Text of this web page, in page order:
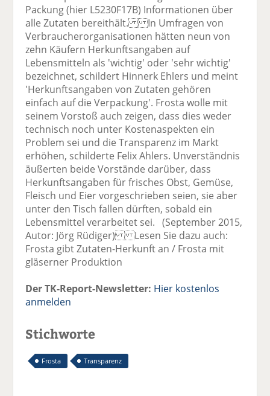
Packung (hier L5230F17B) Informationen über
alle Zutaten bereithält. In Umfragen von
Verbraucherorganisationen hätten neun von
zehn Käufern Herkunftsangaben auf
Lebensmitteln als 'wichtig' oder 'sehr wichtig'
bezeichnet, schildert Hinnerk Ehlers und meint
'Herkunftsangaben von Zutaten gehören
einfach auf die Verpackung'. Frosta wolle mit
seinem Vorstoß auch zeigen, dass dies weder
technisch noch unter Kostenaspekten ein
Problem sei und die Transparenz im Markt
erhöhen, schilderte Felix Ahlers. Unverständnis
äußerten beide Vorstände darüber, dass
Herkunftsangaben für frisches Obst, Gemüse,
Fleisch und Eier vorgeschrieben seien, sie aber
unter den Tisch fallen dürften, sobald ein
Lebensmittel verarbeitet sei. (September 2015,
Autor: Jörg Rüdiger) Lesen Sie dazu auch:
Frosta gibt Zutaten-Herkunft an / Frosta mit
gläserner Produktion
Der TK-Report-Newsletter: Hier kostenlos
anmelden
Stichworte
Frosta Transparenz